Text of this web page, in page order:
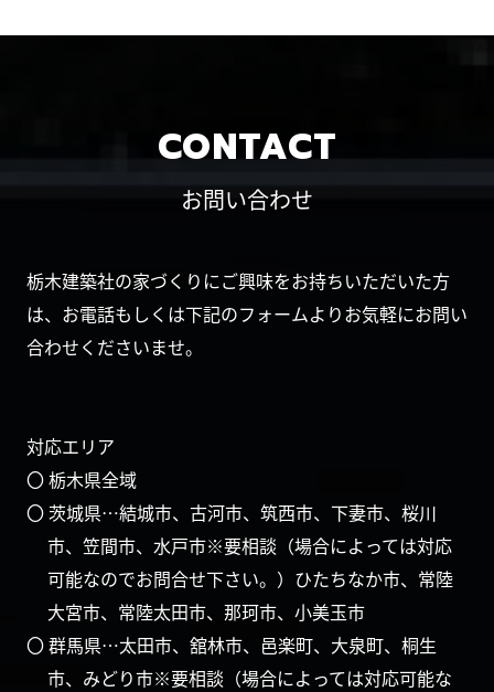
CONTACT
お問い合わせ
栃木建築社の家づくりにご興味をお持ちいただいた方
は、お電話もしくは下記のフォームよりお気軽にお問い
合わせくださいませ。
対応エリア
〇 栃木県全域
〇 茨城県…結城市、古河市、筑西市、下妻市、桜川
市、笠間市、水戸市※要相談（場合によっては対応
可能なのでお問合せ下さい。）ひたちなか市、常陸
大宮市、常陸太田市、那珂市、小美玉市
〇 群馬県…太田市、舘林市、邑楽町、大泉町、桐生
市、みどり市※要相談（場合によっては対応可能な